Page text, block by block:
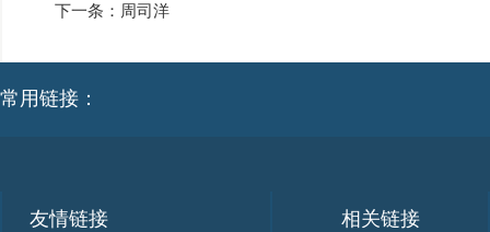
下一条： 周司洋
常用链接：
友情链接 相关链接